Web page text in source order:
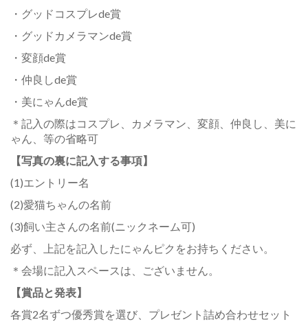
・グッドコスプレde賞
・グッドカメラマンde賞
・変顔de賞
・仲良しde賞
・美にゃんde賞
＊記入の際はコスプレ、カメラマン、変顔、仲良し、美に
ゃん、等の省略可
【写真の裏に記入する事項】
(1)エントリー名
(2)愛猫ちゃんの名前
(3)飼い主さんの名前(ニックネーム可)
必ず、上記を記入したにゃんピクをお持ちください。
＊会場に記入スペースは、ございません。
【賞品と発表】
各賞2名ずつ優秀賞を選び、プレゼント詰め合わせセット